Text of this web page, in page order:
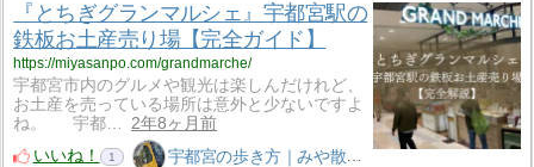
『とちぎグランマルシェ』宇都宮駅の
鉄板お土産売り場【完全ガイド】
https://miyasanpo.com/grandmarche/
宇都宮市内のグルメや観光は楽しんだけれど、
お土産を売っている場所は意外と少ないですよ
ね。 宇都…
2年8ヶ月前
いいね！
1 宇都宮の歩き方｜みや散歩